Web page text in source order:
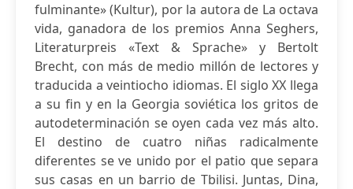
fulminante» (Kultur), por la autora de La octava
vida, ganadora de los premios Anna Seghers,
Literaturpreis «Text & Sprache» y Bertolt
Brecht, con más de medio millón de lectores y
traducida a veintiocho idiomas. El siglo XX llega
a su fin y en la Georgia soviética los gritos de
autodeterminación se oyen cada vez más alto.
El destino de cuatro niñas radicalmente
diferentes se ve unido por el patio que separa
sus casas en un barrio de Tbilisi. Juntas, Dina,